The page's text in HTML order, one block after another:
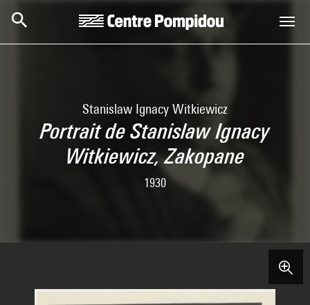
Stanislaw Ignacy Witkiewicz
Portrait de Stanislaw Ignacy
Witkiewicz, Zakopane
1930